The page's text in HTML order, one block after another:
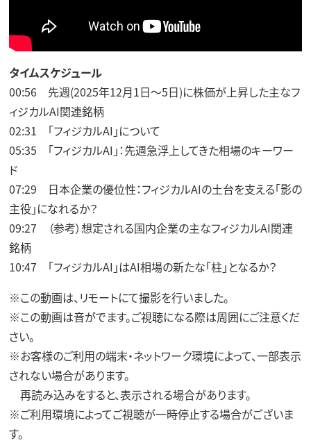
タイムスケジュール
00:56 先週(2025年12月1日～5日)に株価が上昇した主なフ
ィジカルAI関連銘柄
02:31 「フィジカルAI」について
05:35 「フィジカルAI」：先週急浮上してきた相場のキーワー
ド
07:29 日本企業の優位性：フィジカルAIの土台を支える「影の
主役」になれるか？
09:27 （参考）想定される国内企業の主なフィジカルAI関連
銘柄
10:47 「フィジカルAI」はAI相場の新たな「柱」となるか？
※この動画は、リモートにて撮影を行いました。
※この動画は音がでます。ご視聴になる際は周囲にご注意くだ
さい。
※お客様のご利用の端末・ネットワーク環境によって、一部表示
されない場合があります。
再読み込みをすると、表示される場合があります。
※ご利用環境によってご視聴が一時停止する場合がございま
す。